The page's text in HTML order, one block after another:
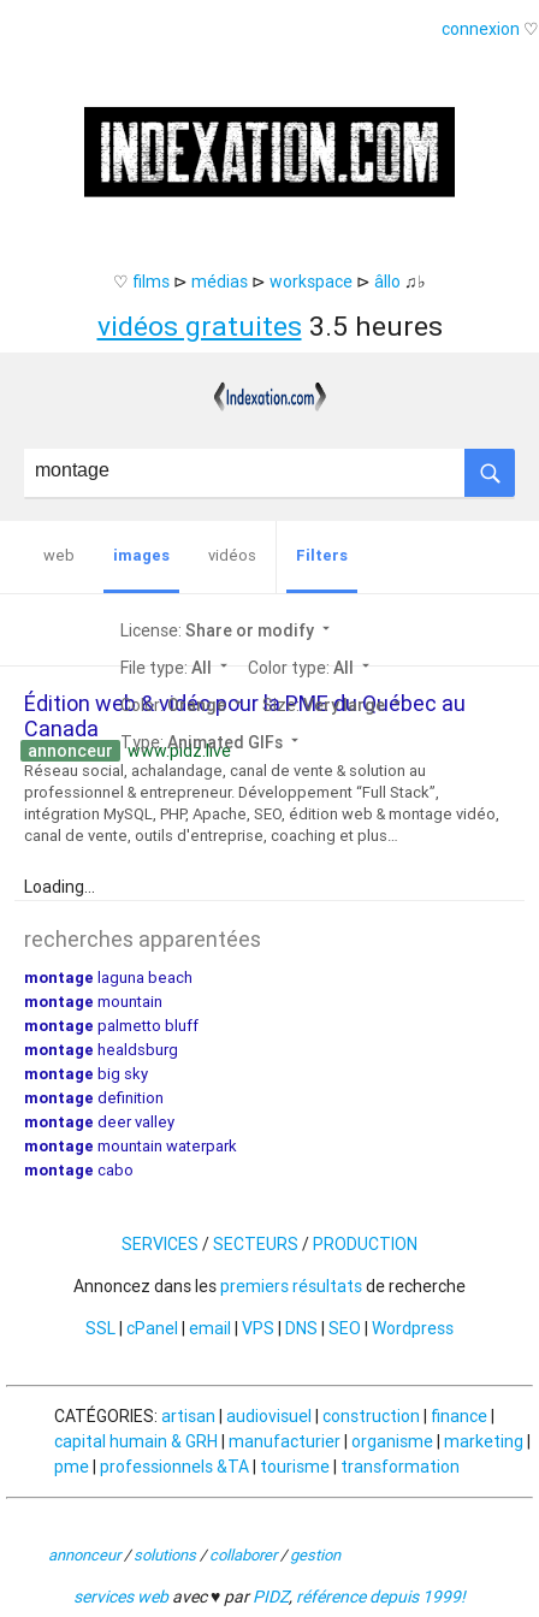
connexion ♡
♡ films ⊳ médias ⊳ workspace ⊳ âllo ♫♭
vidéos gratuites 3.5 heures
web images vidéos Filters
License: Share or modify arrow_drop_down
File type: All arrow_drop_down Color type: All arrow_drop_down
Color:Orange arrow_drop_down Size:Very large arrow_drop_down
Type:Animated GIFs arrow_drop_down
Édition web & vidéo pour la PME du Québec au
Canada
annonceur www.pidz.live
Réseau social, achalandage, canal de vente & solution au
professionnel & entrepreneur. Développement “Full Stack”,
intégration MySQL, PHP, Apache, SEO, édition web & montage vidéo,
canal de vente, outils d'entreprise, coaching et plus…
Loading...
recherches apparentées
montage laguna beach
montage mountain
montage palmetto bluff
montage healdsburg
montage big sky
montage definition
montage deer valley
montage mountain waterpark
montage cabo
SERVICES /SECTEURS /PRODUCTION
Annoncez dans lespremiers résultatsde recherche
SSL| cPanel | email | VPS | DNS | SEO | Wordpress
CATÉGORIES: artisan | audiovisuel | construction | finance|
capital humain & GRH | manufacturier| organisme| marketing |
pme| professionnels &TA| tourisme| transformation
annonceur/solutions/collaborer/gestion
services webavec ♥ parPIDZ, référence depuis 1999!